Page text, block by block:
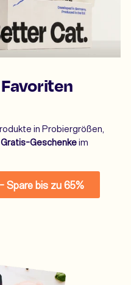
in Probiergrößen,
Gratis-Geschenkeim
Spare bis zu 65%